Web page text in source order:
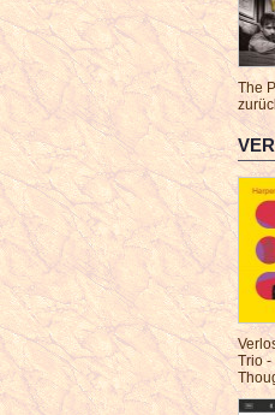
The
Trio